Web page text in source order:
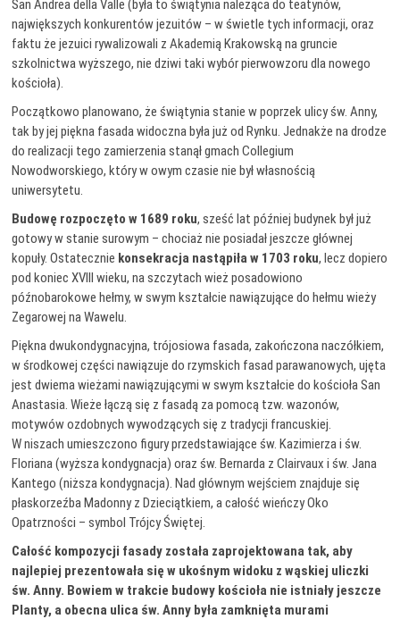
San Andrea della Valle (była to świątynia należąca do teatynów,
największych konkurentów jezuitów – w świetle tych informacji, oraz
faktu że jezuici rywalizowali z Akademią Krakowską na gruncie
szkolnictwa wyższego, nie dziwi taki wybór pierwowzoru dla nowego
kościoła).
Początkowo planowano, że świątynia stanie w poprzek ulicy św. Anny,
tak by jej piękna fasada widoczna była już od Rynku. Jednakże na drodze
do realizacji tego zamierzenia stanął gmach Collegium
Nowodworskiego, który w owym czasie nie był własnością
uniwersytetu.
Budowę rozpoczęto w 1689 roku, sześć lat później budynek był już
gotowy w stanie surowym – chociaż nie posiadał jeszcze głównej
kopuły. Ostatecznie konsekracja nastąpiła w 1703 roku, lecz dopiero
pod koniec XVIII wieku, na szczytach wież posadowiono
późnobarokowe hełmy, w swym kształcie nawiązujące do hełmu wieży
Zegarowej na Wawelu.
Piękna dwukondygnacyjna, trójosiowa fasada, zakończona naczółkiem,
w środkowej części nawiązuje do rzymskich fasad parawanowych, ujęta
jest dwiema wieżami nawiązującymi w swym kształcie do kościoła San
Anastasia. Wieże łączą się z fasadą za pomocą tzw. wazonów,
motywów ozdobnych wywodzących się z tradycji francuskiej.
W niszach umieszczono figury przedstawiające św. Kazimierza i św.
Floriana (wyższa kondygnacja) oraz św. Bernarda z Clairvaux i św. Jana
Kantego (niższa kondygnacja). Nad głównym wejściem znajduje się
płaskorzeźba Madonny z Dzieciątkiem, a całość wieńczy Oko
Opatrzności – symbol Trójcy Świętej.
Całość kompozycji fasady została zaprojektowana tak, aby
najlepiej prezentowała się w ukośnym widoku z wąskiej uliczki
św. Anny. Bowiem w trakcie budowy kościoła nie istniały jeszcze
Planty, a obecna ulica św. Anny była zamknięta murami